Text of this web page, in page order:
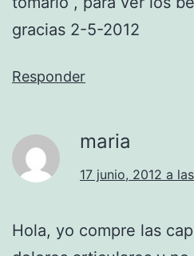
gracias 2-5-2012
Responder
maria
17 junio, 2012 a
Hola, yo compre las